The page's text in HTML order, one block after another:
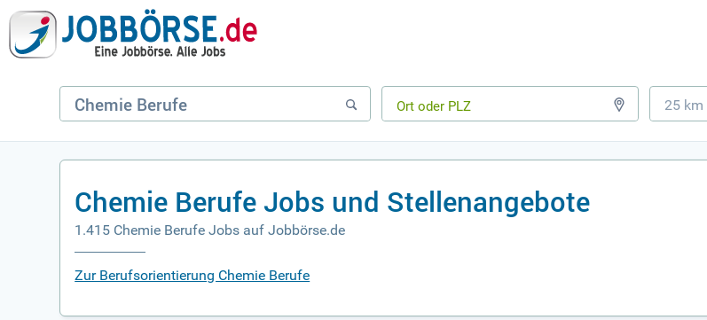
25 km
Chemie Berufe Jobs und Stellenangebote
1.415 Chemie Berufe Jobs auf Jobbörse.de
Zur Berufsorientierung Chemie Berufe